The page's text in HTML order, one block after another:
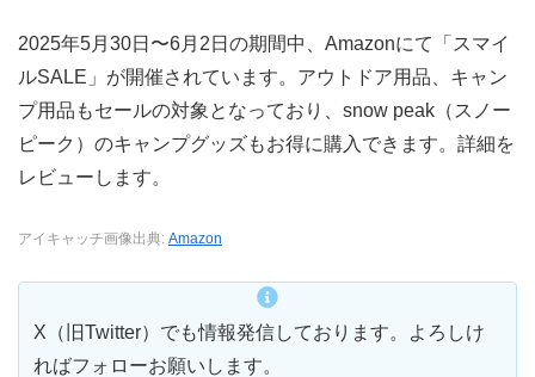
2025年5月30日〜6月2日の期間中、Amazonにて「スマイ
ルSALE」が開催されています。アウトドア用品、キャン
プ用品もセールの対象となっており、snow peak（スノー
ピーク）のキャンプグッズもお得に購入できます。詳細を
レビューします。
アイキャッチ画像出典: Amazon
X（旧Twitter）でも情報発信しております。よろしけ
ればフォローお願いします。